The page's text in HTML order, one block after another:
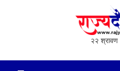
२२